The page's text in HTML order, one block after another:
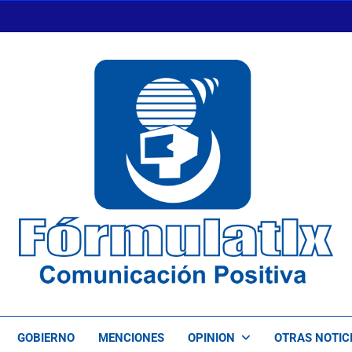
FormulaTlx
GOBIERNO MENCIONES OPINION OTRAS